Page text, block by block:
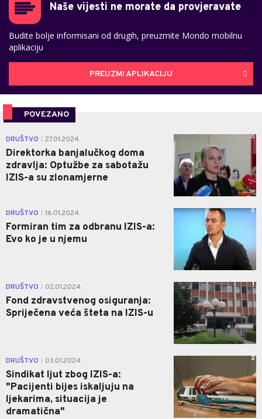
Naše vijesti ne morate da provjeravate
Budite bolje informisani od drugih, preuzmite Mondo mobilnu
aplikaciju
PREUZMI APLIKACIJU
POVEZANO
DRUŠTVO 27.01.2024.
Direktorka banjalučkog doma
zdravlja: Optužbe za sabotažu
IZIS-a su zlonamjerne
0
DRUŠTVO 16.01.2024.
Formiran tim za odbranu IZIS-a:
Evo ko je u njemu
0
DRUŠTVO 02.01.2024.
Fond zdravstvenog osiguranja:
Spriječena veća šteta na IZIS-u
1
DRUŠTVO 03.01.2024.
Sindikat ljut zbog IZIS-a:
"Pacijenti bijes iskaljuju na
ljekarima, situacija je
dramatična"
2